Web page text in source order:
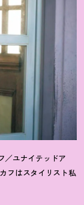
／ユナイテッドア
フはスタイリスト私